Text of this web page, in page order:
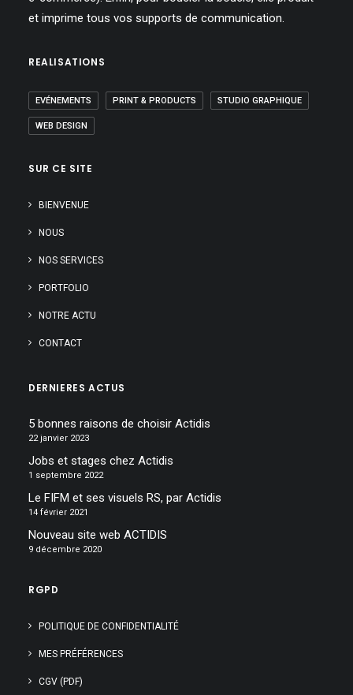
et imprime tous vos supports de communication.
REALISATIONS
EVÉNEMENTS PRINT & PRODUCTS STUDIO GRAPHIQUE
WEB DESIGN
SUR CE SITE
BIENVENUE
NOUS
NOS SERVICES
PORTFOLIO
NOTRE ACTU
CONTACT
DERNIERES ACTUS
5 bonnes raisons de choisir Actidis
22 janvier 2023
Jobs et stages chez Actidis
1 septembre 2022
Le FIFM et ses visuels RS, par Actidis
14 février 2021
Nouveau site web ACTIDIS
9 décembre 2020
RGPD
POLITIQUE DE CONFIDENTIALITÉ
MES PRÉFÉRENCES
CGV (PDF)